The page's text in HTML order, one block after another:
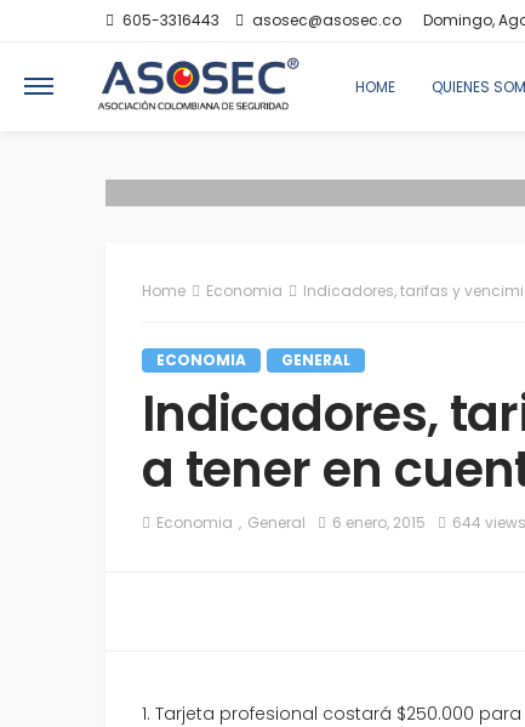
605-3316443 asosec@asosec.co Domingo,
HOME QUIENES
Home Economia Indicadores, tarifas y
ECONOMIA GENERAL
Indicadores,
a tener en
Economia General 6 enero, 2015 644 views
1. Tarjeta profesional costará $250.000 para